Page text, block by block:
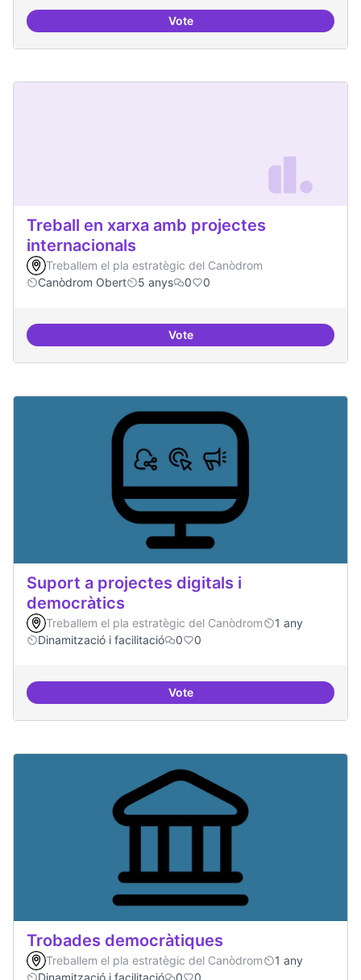
VoteCultura digital i tradicional
Treball en xarxa amb projectes
internacionals
Treballem el pla estratègic del Canòdrom
Canòdrom Obert
5 anys 0 0
VoteTreball en xarxa amb projectes
Suport a projectes digitals i
democràtics
Treballem el pla estratègic del Canòdrom
1 any
Dinamització i facilitació
0 0
VoteSuport a projectes digitals i
Trobades democràtiques
Treballem el pla estratègic del Canòdrom
1 any
Dinamització i facilitació
0 0